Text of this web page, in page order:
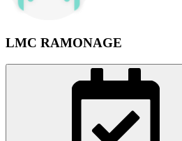
LMC RAMONAGE